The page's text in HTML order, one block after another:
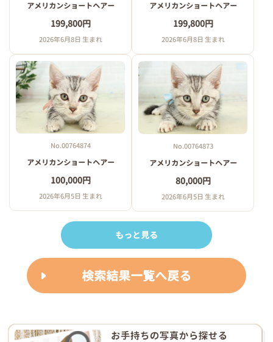
アメリカンショートヘアー
199,800円
2026年6月8日 生まれ
アメリカンショートヘアー
199,800円
2026年6月8日 生まれ
No.00764874
アメリカンショートヘアー
100,000円
2026年6月5日 生まれ
No.00764873
アメリカンショートヘアー
80,000円
2026年6月5日 生まれ
もっと見る
検索結果一覧へ戻る